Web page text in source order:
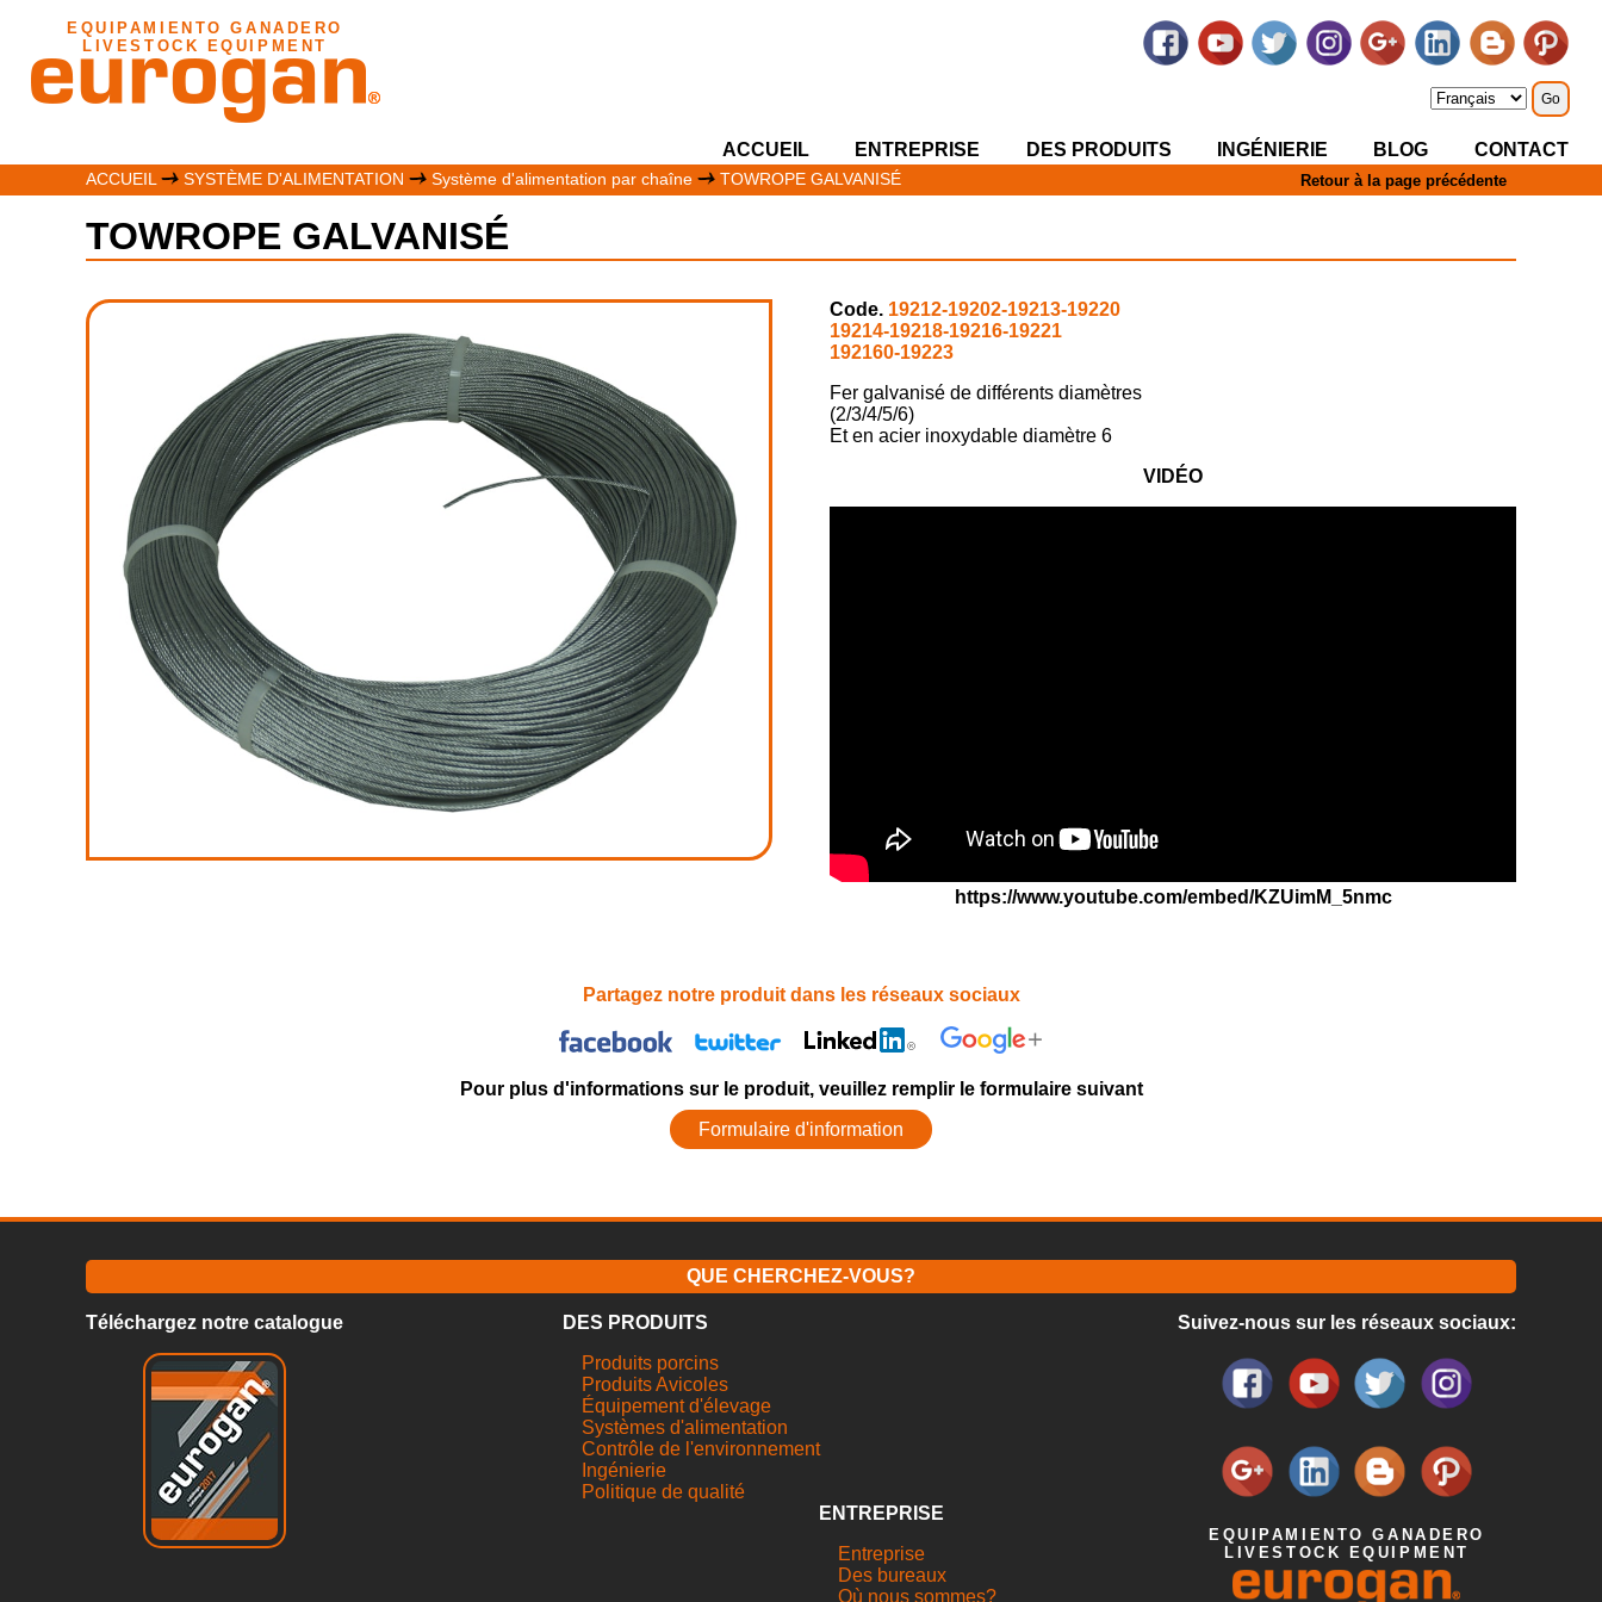
EQUIPAMIENTO GANADERO
LIVESTOCK EQUIPMENT
ACCUEIL ENTREPRISE DES PRODUITS INGÉNIERIE BLOG CONTACT
ACCUEIL SYSTÈME D'ALIMENTATION Système d'alimentation par chaîne TOWROPE GALVANISÉ Retour à la page précédente
TOWROPE GALVANISÉ
Code. 19212-19202-19213-19220
19214-19218-19216-19221
192160-19223
Fer galvanisé de différents diamètres
(2/3/4/5/6)
Et en acier inoxydable diamètre 6
VIDÉO
https://www.youtube.com/embed/KZUimM_5nmc
Partagez notre produit dans les réseaux sociaux
Pour plus d'informations sur le produit, veuillez remplir le formulaire suivant
Formulaire d'information
QUE CHERCHEZ-VOUS?
Téléchargez notre catalogue Suivez-nous sur les réseaux sociaux:
EQUIPAMIENTO GANADERO
LIVESTOCK EQUIPMENT
DES PRODUITS
Produits porcins
Produits Avicoles
Équipement d'élevage
Systèmes d'alimentation
Contrôle de l'environnement
Ingénierie
Politique de qualité
ENTREPRISE
Entreprise
Des bureaux
Où nous sommes?